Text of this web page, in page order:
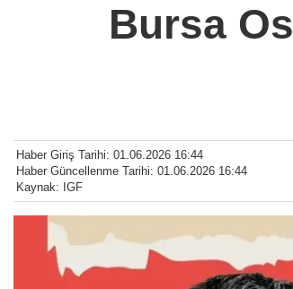
Bursa
Haber Giriş Tarihi: 01.06.2026 16:44
Haber Güncellenme Tarihi: 01.06.2026 16:44
Kaynak: IGF